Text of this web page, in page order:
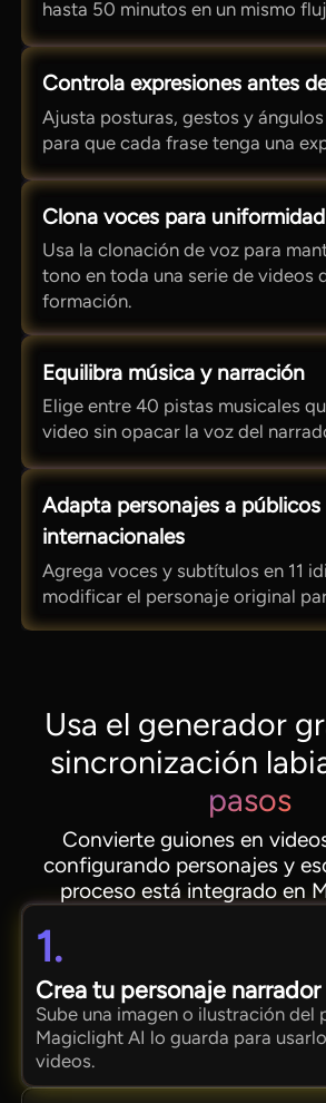
hasta 50 minutos en un mismo
Controla expresiones antes
Ajusta posturas, gestos y
para que cada frase tenga una
Clona voces para uniformidad
Usa la clonación de voz para
tono en toda una serie de videos
formación.
Equilibra música y narración
Elige entre 40 pistas musicales
video sin opacar la voz del
Adapta personajes a públicos
internacionales
Agrega voces y subtítulos en 11
modificar el personaje original
Usa el generador
sincronización
pasos
Convierte guiones en
configurando personajes y
proceso está integrado en
1.
Crea tu personaje narrador
Sube una imagen o ilustración del
Magiclight AI lo guarda para
videos.